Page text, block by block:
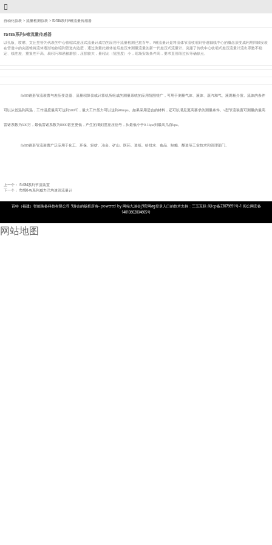
自动化仪表> 流量检测仪表> fbf85系列v锥流量传感器
fbf85系列v锥流量传感器
以孔板、喷嘴、文丘里管为代表的中心收缩式差压式流量计成功的应用于流量检测已愈百年。v锥流量计是将流体节流收缩到管道轴线中心的概念演变成利用同轴安装
在管道中的尖圆锥将流体逐渐地收缩到管道内边壁，通过测量此锥体前后差压来测量流量的新一代差压式流量计。克服了传统中心收缩式差压流量计流出系数不稳
定、线性差、重复性不高、易积污和易被磨损，压损较大，量程比（范围度）小，现场安装条件高，要求直管段过长等确缺点。
fbf85锥形节流装置与差压变送器、流量积算仪或计算机所组成的测量系统的应用范围很广，可用于测量气体、液体、蒸汽和气、液两相介质。流体的条件
可以从低温到高温，工作温度最高可达到500℃ ，最大工作压力可以达到40mpa。如果采用适合的材料，还可以满足更高要求的测量条件。 v型节流装置可测量的最高
雷诺系数为500万，最低雷诺系数为8000甚至更低，产生的满刻度差压信号，从最低小于0.1kpa到最高几百kpa。
fbf85锥形节流装置广泛应用于化工、环保、轻纺、冶金、矿山、医药、造纸、给排水、食品、制糖、酿造等工业技术和管理部门。
上一个： fbf84系列节流装置
下一个： fbf86-w系列威力巴均速管流量计
百特（福建）智能装备科技有限公司 9游会的版权所有- powered by 网站九游会j9官网ag登录入口的技术支持：三五互联 闽icp备23076691号-1 闽公网安备
14010602004605号
网站地图